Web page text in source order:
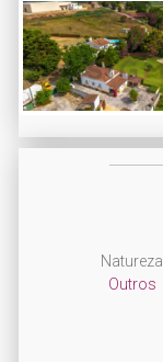
Natureza
Outros